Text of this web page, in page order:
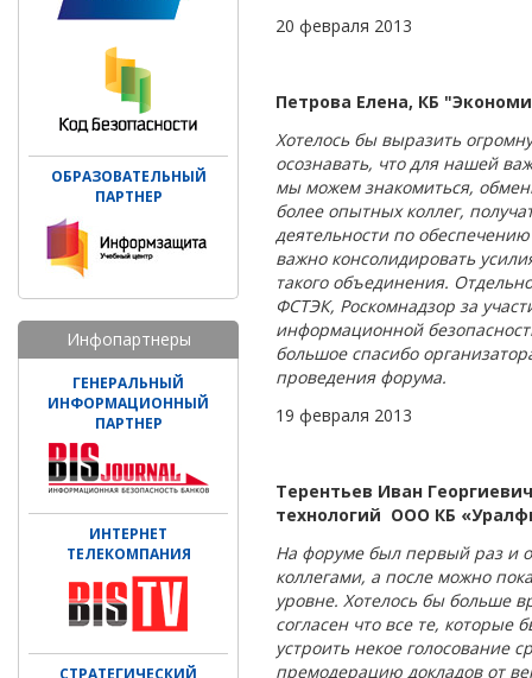
ОБРАЗОВАТЕЛЬНЫЙ
ПАРТНЕР
Инфопартнеры
ГЕНЕРАЛЬНЫЙ
ИНФОРМАЦИОННЫЙ
ПАРТНЕР
ИНТЕРНЕТ
ТЕЛЕКОМПАНИЯ
СТРАТЕГИЧЕСКИЙ
20 февраля 2013
Петрова Елена, КБ
Хотелось бы выразить
осознавать, что для нашей
мы можем знакомиться,
более опытных коллег,
деятельности по
важно консолидировать
такого объединения.
ФСТЭК, Роскомнадзор за
информационной
большое спасибо
проведения форума.
19 февраля 2013
Терентьев Иван
технологий ООО КБ
На форуме был первый раз и
коллегами, а после можно
уровне. Хотелось бы больше
согласен что все те,
устроить некое голосование
премодерацию докладов от